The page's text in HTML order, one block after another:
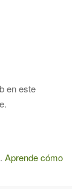
en este
Aprende cómo